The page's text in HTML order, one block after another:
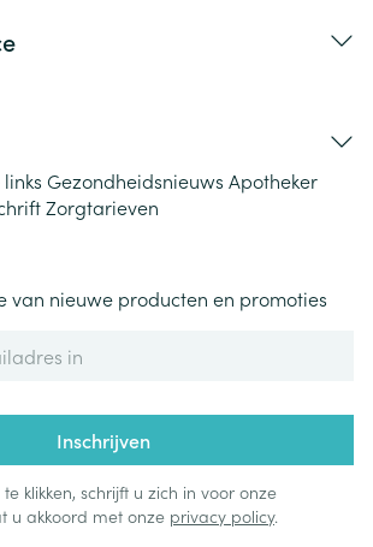
Gezondheidsnieuws Apotheker
Zorgtarieven
van nieuwe producten en promoties
Inschrijven
klikken, schrijft u zich in voor onze
u akkoord met onze privacy policy.